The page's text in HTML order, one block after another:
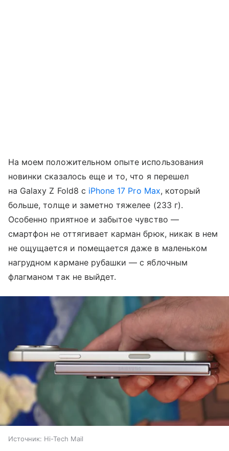
На моем положительном опыте использования
новинки сказалось еще и то, что я перешел
на Galaxy Z Fold8 с iPhone 17 Pro Max, который
больше, толще и заметно тяжелее (233 г).
Особенно приятное и забытое чувство —
смартфон не оттягивает карман брюк, никак в нем
не ощущается и помещается даже в маленьком
нагрудном кармане рубашки — с яблочным
флагманом так не выйдет.
Источник: Hi-Tech Mail